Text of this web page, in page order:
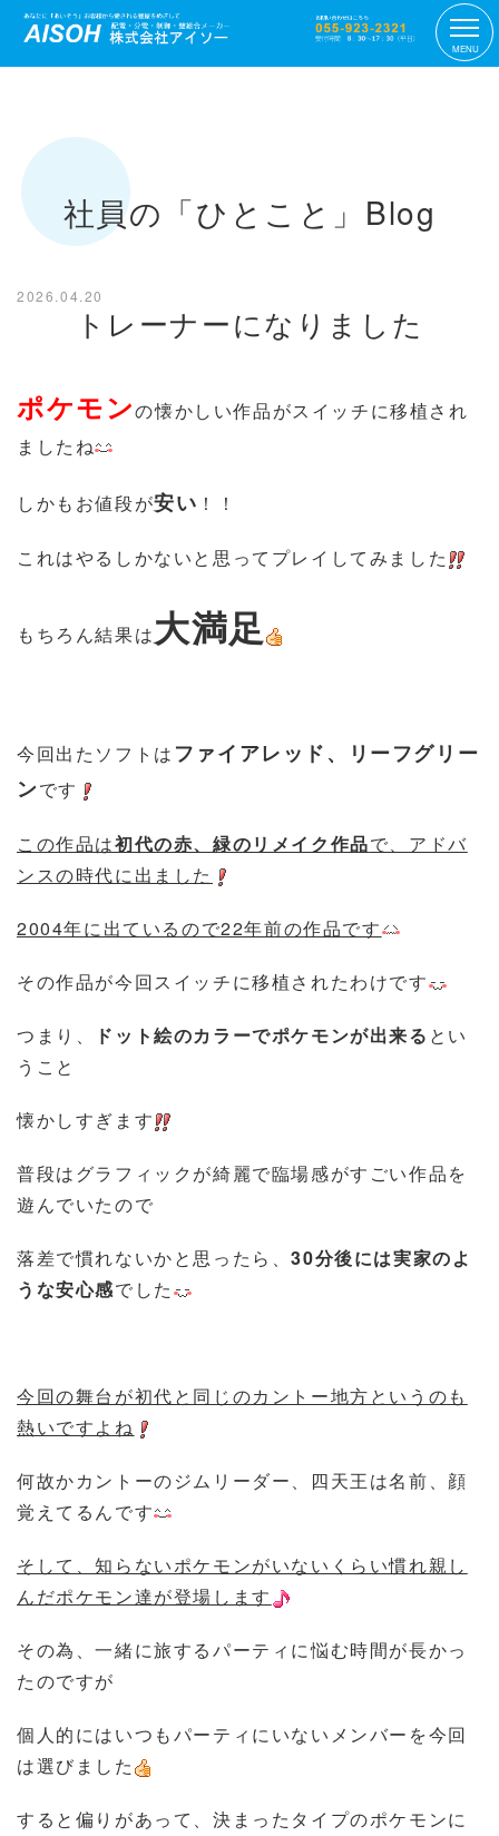
MENU
社員の「ひとこと」Blog
2026.04.20
トレーナーになりました
ポケモンの懐かしい作品がスイッチに移植され
ましたね
しかもお値段が安い ！！
これはやるしかないと思ってプレイしてみました
もちろん結果は大満足
今回出たソフトは ファイアレッド、リーフグリー
ンです
この作品は初代の赤、緑のリメイク作品で、アドバ
ンスの時代に出ました
2004年に出ているので22年前の作品です
その作品が今回スイッチに移植されたわけです
つまり、 ドット絵のカラーでポケモンが出来る とい
うこと
懐かしすぎます
普段はグラフィックが綺麗で臨場感がすごい作品を
遊んでいたので
落差で慣れないかと思ったら、30分後には実家のよ
うな安心感でした
今回の舞台が初代と同じのカントー地方というのも
熱いですよね
何故かカントーのジムリーダー、四天王は名前、顔
覚えてるんです
そして、知らないポケモンがいないくらい慣れ親し
んだポケモン達が登場します
その為、一緒に旅するパーティに悩む時間が長かっ
たのですが
個人的にはいつもパーティにいないメンバーを今回
は選びました
すると偏りがあって、決まったタイプのポケモンに